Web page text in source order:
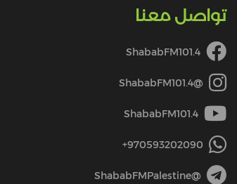
تواصل معنا
ShababFM101.4
@ShababFM101.4
ShababFM101.4
970593202090+
@ShababFMPalestine